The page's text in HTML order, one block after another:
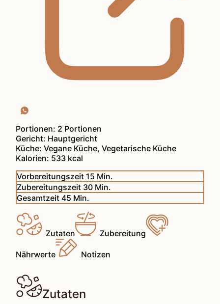
Portionen: 2 Portionen
Gericht: Hauptgericht
Küche:Vegane Küche, Vegetarische Küche
Kalorien: 533 kcal
Vorbereitungszeit 15 Minuten
Min.
Zubereitungszeit 30Minuten
Min.
Gesamtzeit45 Minuten
Min.
Zutaten Zubereitung
Nährwerte Notizen
Zutaten